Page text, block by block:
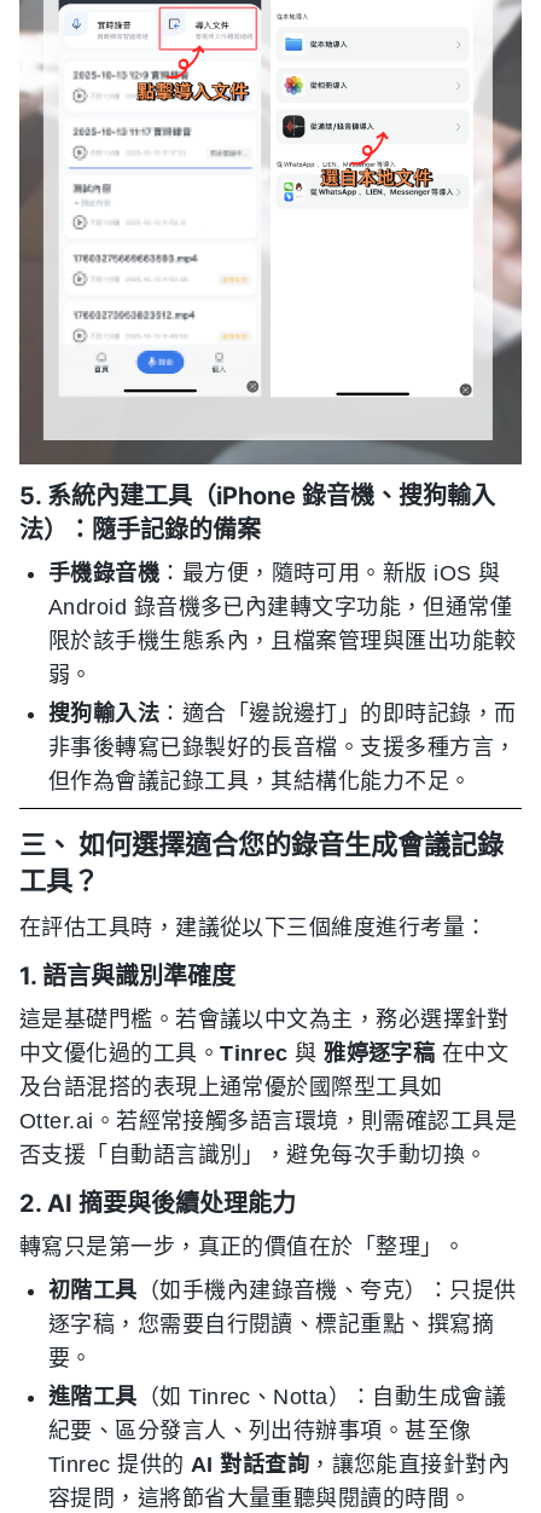
5. 系統內建工具（iPhone 錄音機、搜狗輸入
法）：隨手記錄的備案
手機錄音機 ：最方便，隨時可用。新版 iOS 與
Android 錄音機多已內建轉文字功能，但通常僅
限於該手機生態系內，且檔案管理與匯出功能較
弱。
搜狗輸入法 ：適合「邊說邊打」的即時記錄，而
非事後轉寫已錄製好的長音檔。支援多種方言，
但作為會議記錄工具，其結構化能力不足。
三、 如何選擇適合您的錄音生成會議記錄
工具？
在評估工具時，建議從以下三個維度進行考量：
1. 語言與識別準確度
這是基礎門檻。若會議以中文為主，務必選擇針對
中文優化過的工具。Tinrec 與雅婷逐字稿 在中文
及台語混搭的表現上通常優於國際型工具如
Otter.ai。若經常接觸多語言環境，則需確認工具是
否支援「自動語言識別」，避免每次手動切換。
2. AI 摘要與後續处理能力
轉寫只是第一步，真正的價值在於「整理」。
初階工具 （如手機內建錄音機、夸克）：只提供
逐字稿，您需要自行閱讀、標記重點、撰寫摘
要。
進階工具 （如 Tinrec、Notta）：自動生成會議
紀要、區分發言人、列出待辦事項。甚至像
Tinrec 提供的 AI 對話查詢 ，讓您能直接針對內
容提問，這將節省大量重聽與閱讀的時間。